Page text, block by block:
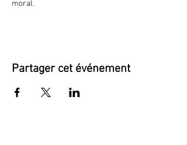
moral.
Partager cet événement